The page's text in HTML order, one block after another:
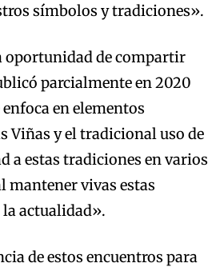
símbolos y tradiciones».
oportunidad de compartir
parcialmente en 2020
en elementos
Viñas y el tradicional uso de
a estas tradiciones en varios
mantener vivas estas
actualidad».
de estos encuentros para